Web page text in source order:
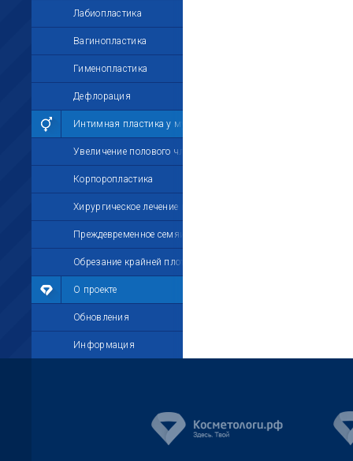
Лабиопластика
Вагинопластика
Гименопластика
Дефлорация
Интимная пластика у мужчин
Увеличение полового члена
Корпоропластика
Хирургическое лечение импотенции
Преждевременное семяизвержение
Обрезание крайней плоти
О проекте
Обновления
Информация